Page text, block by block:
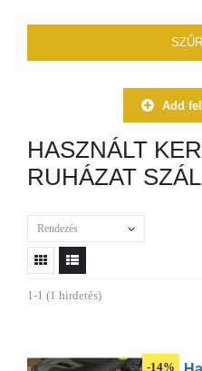
Add
HASZNÁLT
RUHÁZAT
Rendezés
1-1 (1 hirdetés)
-14%